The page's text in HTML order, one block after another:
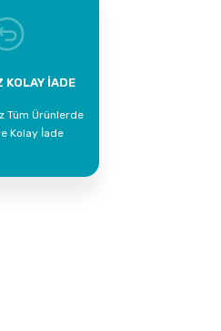
KOLAY İADE
Tüm Ürünlerde
Kolay İade